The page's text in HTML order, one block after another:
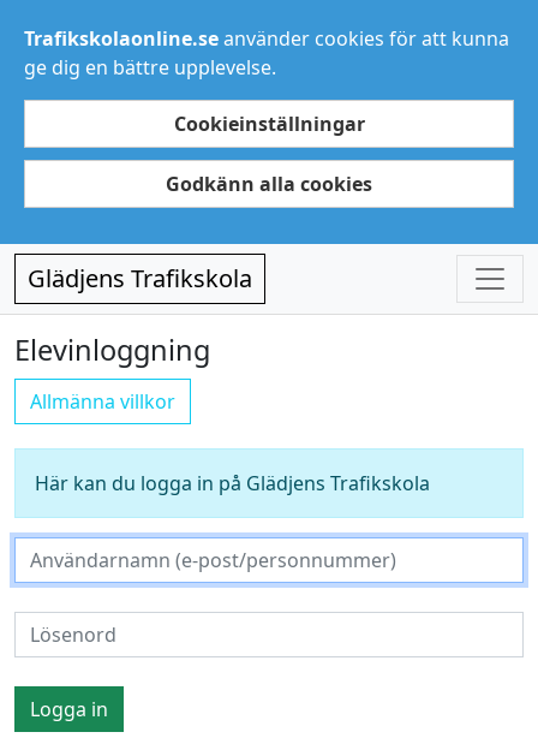
Trafikskolaonline.seanvänder cookies för att kunna
ge dig en bättre upplevelse.
Cookieinställningar
Godkänn alla cookies
Glädjens Trafikskola
Elevinloggning
Allmänna villkor
Här kan du logga in på Glädjens Trafikskola